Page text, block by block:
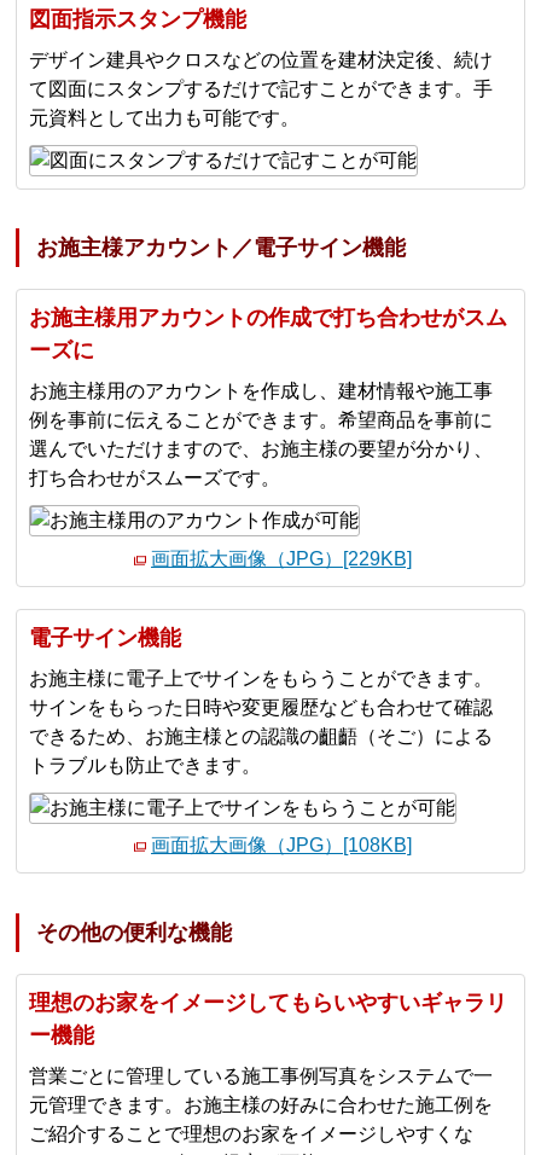
図⾯指⽰スタンプ機能
デザイン建具やクロスなどの位置を建材決定後、続け
て図⾯にスタンプするだけで記すことができます。⼿
元資料として出⼒も可能です。
お施主様アカウント／電子サイン機能
お施主様⽤アカウントの作成で打ち合わせがスム
ーズに
お施主様⽤のアカウントを作成し、建材情報や施⼯事
例を事前に伝えることができます。希望商品を事前に
選んでいただけますので、お施主様の要望が分かり、
打ち合わせがスムーズです。
画面拡大画像（JPG）[229KB]
電子サイン機能
お施主様に電子上でサインをもらうことができます。
サインをもらった日時や変更履歴なども合わせて確認
できるため、お施主様との認識の齟齬（そご）による
トラブルも防止できます。
画面拡大画像（JPG）[108KB]
その他の便利な機能
理想のお家をイメージしてもらいやすいギャラリ
ー機能
営業ごとに管理している施⼯事例写真をシステムで⼀
元管理できます。お施主様の好みに合わせた施⼯例を
ご紹介することで理想のお家をイメージしやすくな